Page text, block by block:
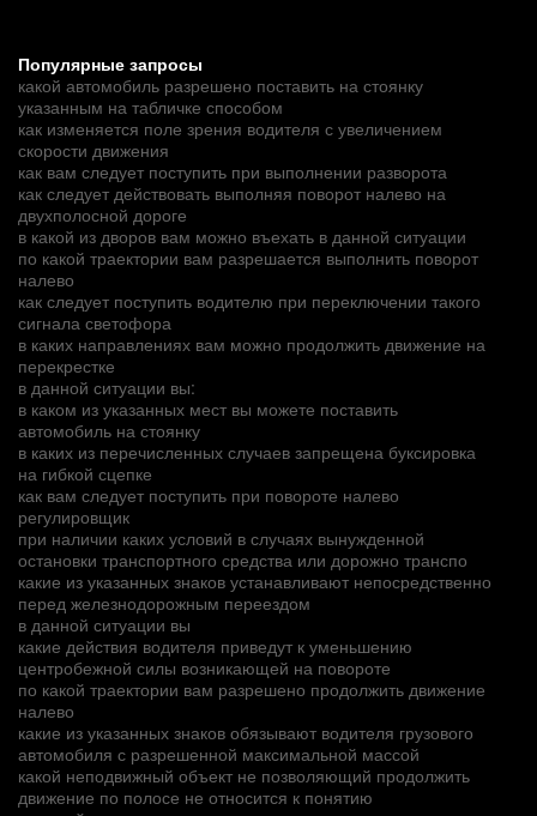
Популярные запросы
какой автомобиль разрешено поставить на стоянку
указанным на табличке способом
как изменяется поле зрения водителя с увеличением
скорости движения
как вам следует поступить при выполнении разворота
как следует действовать выполняя поворот налево на
двухполосной дороге
в какой из дворов вам можно въехать в данной ситуации
по какой траектории вам разрешается выполнить поворот
налево
как следует поступить водителю при переключении такого
сигнала светофора
в каких направлениях вам можно продолжить движение на
перекрестке
в данной ситуации вы:
в каком из указанных мест вы можете поставить
автомобиль на стоянку
в каких из перечисленных случаев запрещена буксировка
на гибкой сцепке
как вам следует поступить при повороте налево
регулировщик
при наличии каких условий в случаях вынужденной
остановки транспортного средства или дорожно транспо
какие из указанных знаков устанавливают непосредственно
перед железнодорожным переездом
в данной ситуации вы
какие действия водителя приведут к уменьшению
центробежной силы возникающей на повороте
по какой траектории вам разрешено продолжить движение
налево
какие из указанных знаков обязывают водителя грузового
автомобиля с разрешенной максимальной массой
какой неподвижный объект не позволяющий продолжить
движение по полосе не относится к понятию